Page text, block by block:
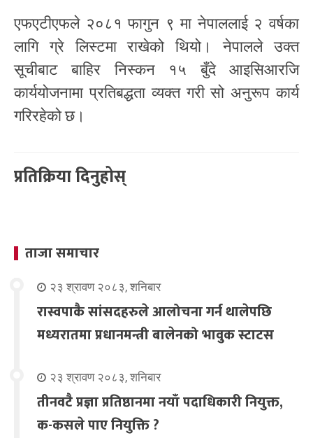
एफएटीएफले २०८१ फागुन ९ मा नेपाललाई २ वर्षका
लागि ग्रे लिस्टमा राखेको थियो। नेपालले उक्त
सूचीबाट बाहिर निस्कन १५ बुँदे आइसिआरजि
कार्ययोजनामा प्रतिबद्धता व्यक्त गरी सो अनुरूप कार्य
गरिरहेको छ।
प्रतिक्रिया दिनुहोस्
ताजा समाचार
२३ श्रावण २०८३, शनिबार
रास्वपाकै सांसदहरुले आलोचना गर्न थालेपछि
मध्यरातमा प्रधानमन्त्री बालेनको भावुक स्टाटस
२३ श्रावण २०८३, शनिबार
तीनवटै प्रज्ञा प्रतिष्ठानमा नयाँ पदाधिकारी नियुक्त,
क-कसले पाए नियुक्ति ?